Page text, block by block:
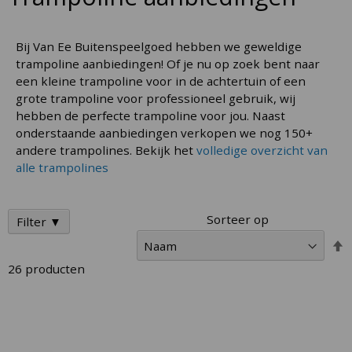
Bij Van Ee Buitenspeelgoed hebben we geweldige
trampoline aanbiedingen! Of je nu op zoek bent naar
een kleine trampoline voor in de achtertuin of een
grote trampoline voor professioneel gebruik, wij
hebben de perfecte trampoline voor jou. Naast
onderstaande aanbiedingen verkopen we nog 150+
andere trampolines. Bekijk het volledige overzicht van
alle trampolines
26 producten
Sorteer op
Filter ▼